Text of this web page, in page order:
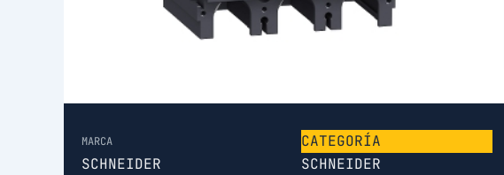
MARCA
SCHNEIDER
CATEGORÍA
SCHNEIDER